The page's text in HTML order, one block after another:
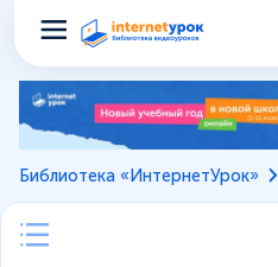
Библиотека «ИнтернетУрок»